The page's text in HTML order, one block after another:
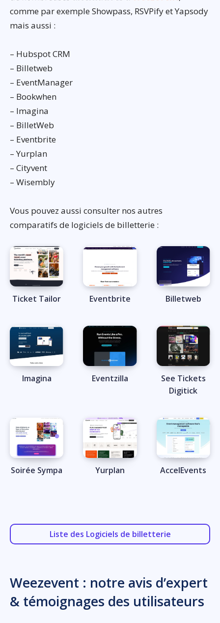
comme par exemple Showpass, RSVPify et Yapsody
mais aussi :
– Hubspot CRM
– Billetweb
– EventManager
– Bookwhen
– Imagina
– BilletWeb
– Eventbrite
– Yurplan
– Cityvent
– Wisembly
Vous pouvez aussi consulter nos autres
comparatifs de logiciels de billetterie :
Ticket Tailor Eventbrite Billetweb
Imagina Eventzilla
See Tickets
Digitick
Soirée Sympa Yurplan AccelEvents
Liste des Logiciels de billetterie
Weezevent : notre avis d’expert
& témoignages des utilisateurs